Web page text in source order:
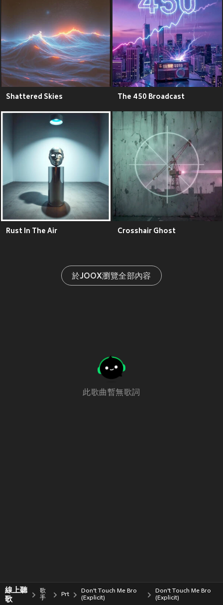
Shattered Skies The 450 Broadcast
Rust In The Air Crosshair Ghost
於JOOX瀏覽全部內容
此歌曲暫無歌詞
線上聽
歌
歌
手
Prt
Don't Touch Me Bro
(Explicit)
Don't Touch Me Bro
(Explicit)